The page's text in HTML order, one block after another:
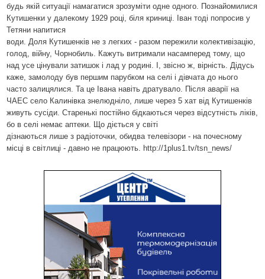
будь якій ситуації намагатися зрозуміти одне одного. Познайомилися
Кутишенки у далекому 1929 році, біля криниці. Іван тоді попросив у
Тетяни напитися
води. Доля Кутишенків не з легких - разом пережили колективізацію,
голод,
війну, Чорнобиль. Кажуть витримали насамперед тому, що
над усе цінували затишок і лад у родині. І, звісно ж, вірність. Дідусь
каже, замолоду був першим парубком на селі і дівчата до нього
часто залицялися. Та це Івана навіть дратувало. Після аварії на
ЧАЕС село Калинівка знелюдніло, лише через 5 хат від Кутишенків
живуть сусіди. Старенькі постійно бідкаються через відсутність ліків,
бо в селі немає аптеки. Що діється у світі
дізнаються лише з радіоточки, обидва телевізори - на почесному
місці в світлиці - давно не працюють. http://1plus1.tv/tsn_news/